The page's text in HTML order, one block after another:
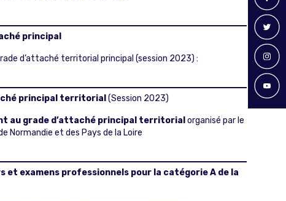
principal
d’attaché territorial principal (session 2023) :
principal territorial (Session 2023)
au grade d’attaché principal territorial organisé par le
et des Pays de la Loire
et examens professionnels pour la catégorie A de la